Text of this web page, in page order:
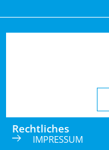
Rechtliches
IMPRESSUM